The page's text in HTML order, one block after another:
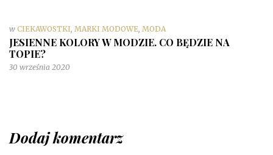
w CIEKAWOSTKI MARKI MODOWE MODA
JESIENNE KOLORY W MODZIE. CO BĘDZIE NA
TOPIE?
30 września 2020
Dodaj komentarz